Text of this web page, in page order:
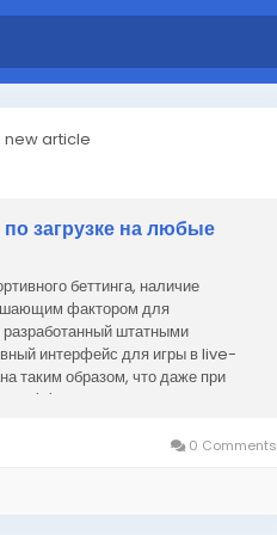
article
загрузке на любые
беттинга, наличие
фактором для
штатными
интерфейс для игры в live-
таким образом, что даже при
0 Comments